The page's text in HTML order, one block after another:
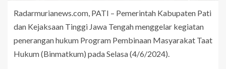
Radarmurianews.com, PATI – Pemerintah Kabupaten Pati
dan Kejaksaan Tinggi Jawa Tengah menggelar kegiatan
penerangan hukum Program Pembinaan Masyarakat Taat
Hukum (Binmatkum) pada Selasa (4/6/2024).